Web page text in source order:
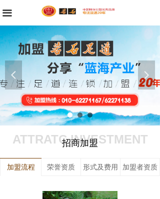
넳 넲
끀首页
公司简介
品牌故事
新闻资讯
门店展示
服务项目
招商加盟
招生简章
ATTRATC INVESTMENT
招商加盟
加盟流程 荣誉资质 形式及费用 加盟者资质